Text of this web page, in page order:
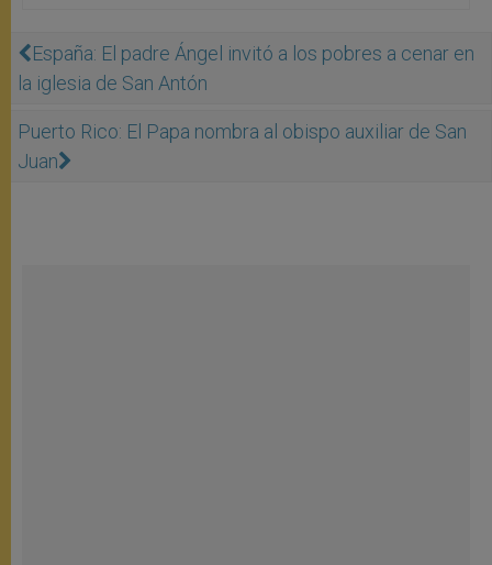
España: El padre Ángel invitó a los pobres a cenar en
la iglesia de San Antón
Puerto Rico: El Papa nombra al obispo auxiliar de San
Juan